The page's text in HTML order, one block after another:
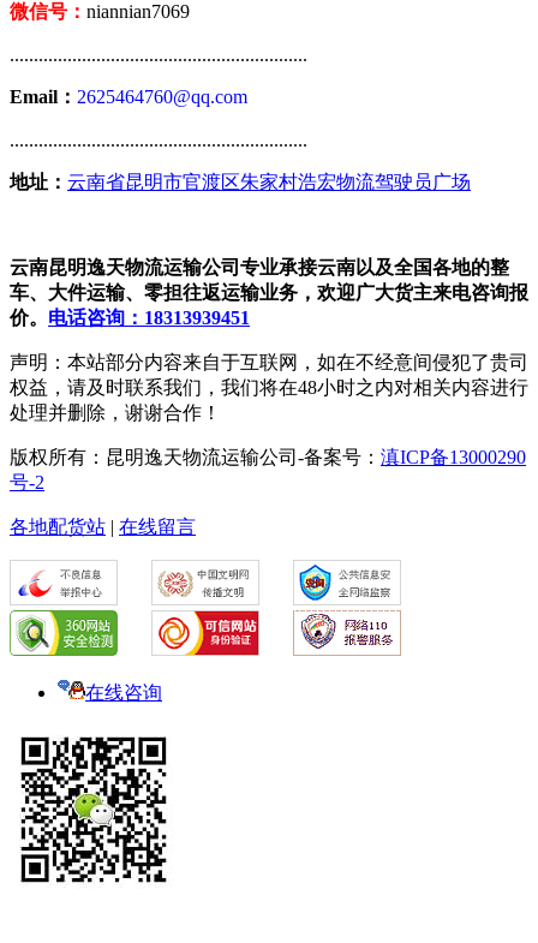
微信号： niannian7069
..............................................................
Email： 2625464760@qq.com
..............................................................
地址： 云南省昆明市官渡区朱家村浩宏物流驾驶员广场
云南昆明逸天物流运输公司专业承接云南以及全国各地的整
车、大件运输、零担往返运输业务，欢迎广大货主来电咨询报
价。 电话咨询：18313939451
声明：本站部分内容来自于互联网，如在不经意间侵犯了贵司
权益，请及时联系我们，我们将在48小时之内对相关内容进行
处理并删除，谢谢合作！
版权所有：昆明逸天物流运输公司-备案号： 滇ICP备13000290
号-2
各地配货站 | 在线留言
在线咨询